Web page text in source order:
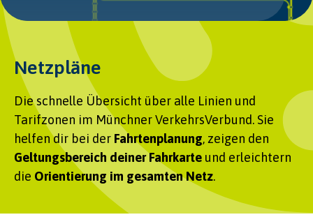
Netzpläne
Die schnelle Übersicht über alle Linien und
Tarifzonen im Münchner VerkehrsVerbund. Sie
helfen dir bei der Fahrtenplanung, zeigen den
Geltungsbereich deiner Fahrkarte und erleichtern
die Orientierung im gesamten Netz.